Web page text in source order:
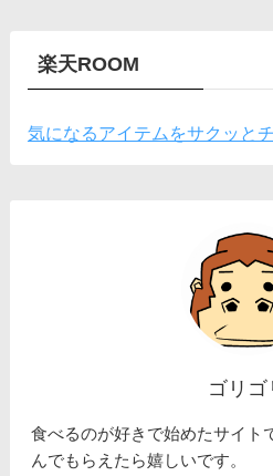
楽天ROOM
気になるアイテムをサクッと
ゴリゴ
食べるのが好きで始めたサイト
んでもらえたら嬉しいです。